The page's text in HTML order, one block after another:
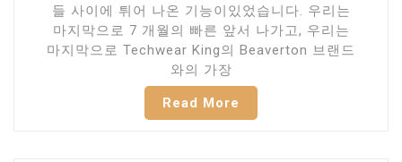
들 사이에 튀어 나온 기능이있었습니다. 우리는
마지막으로 7 개월의 빠른 앞서 나가고, 우리는
마지막으로 Techwear King의 Beaverton 브랜드
와의 가장
Read More